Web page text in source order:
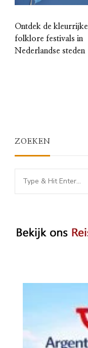
Ontdek de kleurrijke
folklore festivals in
Nederlandse steden
ZOEKEN
Looking
for